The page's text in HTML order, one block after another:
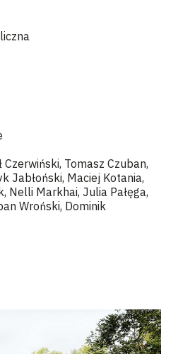
Tomasz Czuban,
Jabłoński, Maciej Kotania,
Nelli Markhai, Julia Pałęga,
Wroński, Dominik